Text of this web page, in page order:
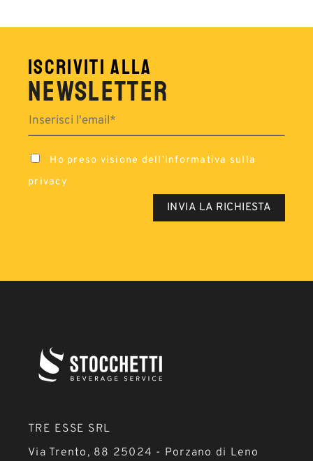
TRE ESSE SRL
Via Trento, 88 25024 - Porzano di Leno
ISCRIVITI ALLA
NEWSLETTER
Ho preso visione dell'informativa sulla
privacy